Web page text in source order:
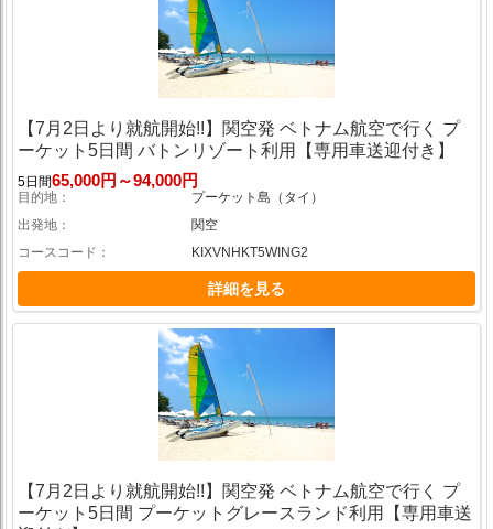
【7月2日より就航開始!!】関空発 ベトナム航空で行く プ
ーケット5日間 バトンリゾート利用【専用車送迎付き】
5日間65,000円～94,000円
目的地
プーケット島（タイ）
出発地
関空
コースコード
KIXVNHKT5WING2
詳細を見る
【7月2日より就航開始!!】関空発 ベトナム航空で行く プ
ーケット5日間 プーケットグレースランド利用【専用車送